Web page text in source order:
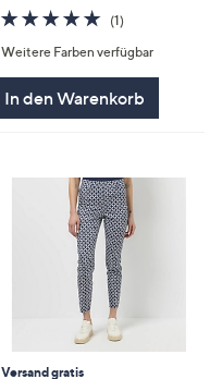
5.0
von
5
(1)
Weitere Farben verfügbar
In den Warenkorb
Versand gratis